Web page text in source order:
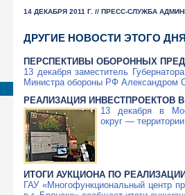
14 ДЕКАБРЯ 2011 Г. // ПРЕСС-СЛУЖБА
ДРУГИЕ НОВОСТИ ЭТОГО
ПЕРСПЕКТИВЫ ОБОРОННЫХ
13 декабря заместитель
Министра обороны РФ Александром
РЕАЛИЗАЦИЯ ИНВЕСТПРОЕКТОВ
13 декабря в
округ —
ИТОГИ АУКЦИОНА ПО
ГАУ «Многофункциональный центр